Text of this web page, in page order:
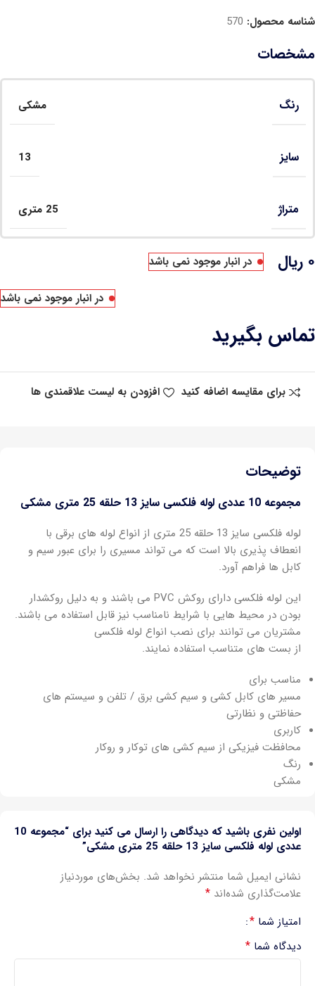
شناسه محصول: 570
مشخصات
رنگ مشکی
سایز 13
متراژ 25 متری
۰ ریال در انبار موجود نمی باشد
در انبار موجود نمی باشد
تماس بگیرید
برای مقایسه اضافه کنید افزودن به لیست علاقمندی ها
توضیحات
مجموعه 10 عددی لوله فلکسی سایز 13 حلقه 25 متری مشکی
لوله فلکسی سایز 13 حلقه 25 متری از انواع لوله های برقی با
انعطاف پذیری بالا است که می تواند مسیری را برای عبور سیم و
کابل ها فراهم آورد.
این لوله فلکسی دارای روکش PVC می باشند و به دلیل روکشدار
بودن در محیط هایی با شرایط نامناسب نیز قابل استفاده می باشند.
مشتریان می توانند برای نصب انواع لوله فلکسی
از بست های متناسب استفاده نمایند.
مناسب برای
مسیر های کابل کشی و سیم کشی برق / تلفن و سیستم های
حفاظتی و نظارتی
کاربری
محافظت فیزیکی از سیم کشی های توکار و روکار
رنگ
مشکی
اولین نفری باشید که دیدگاهی را ارسال می کنید برای “مجموعه 10
عددی لوله فلکسی سایز 13 حلقه 25 متری مشکی”
نشانی ایمیل شما منتشر نخواهد شد. بخش‌های موردنیاز
علامت‌گذاری شده‌اند *
امتیاز شما *
دیدگاه شما *